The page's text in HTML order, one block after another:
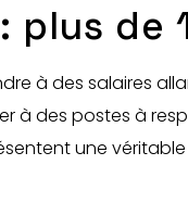
de
à des salaires
à des postes à
une